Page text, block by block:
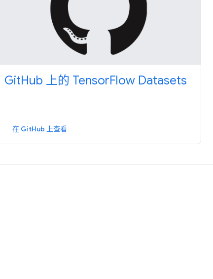
GitHub 上的 TensorFlow Datasets
在 GitHub 上查看